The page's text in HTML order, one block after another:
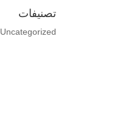
تصنيفات
Uncategorized